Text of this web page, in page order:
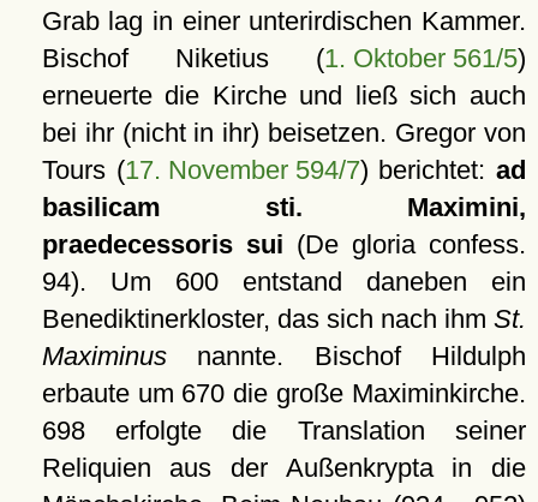
Grab lag in einer unterirdischen Kammer.
Bischof Niketius (1. Oktober 561/5)
erneuerte die Kirche und ließ sich auch
bei ihr (nicht in ihr) beisetzen. Gregor von
Tours (17. November 594/7) berichtet:ad
basilicam sti. Maximini,
praedecessoris sui (De gloria confess.
94). Um 600 entstand daneben ein
Benediktinerkloster, das sich nach ihm St.
Maximinusnannte. Bischof Hildulph
erbaute um 670 die große Maximinkirche.
698 erfolgte die Translation seiner
Reliquien aus der Außenkrypta in die